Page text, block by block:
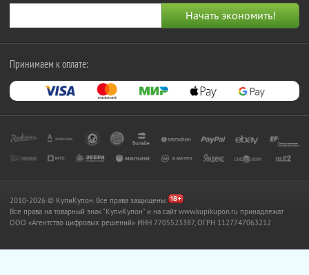
Принимаем к оплате:
2010-2026 © КупиКупон. Все права защищены.
Все права на товарный знак "КупиКупон" и на сайт www.kupikupon.ru принадлежат
OOO «Агентство цифровых решений» ИНН 7705523387, ОГРН 1127747063212